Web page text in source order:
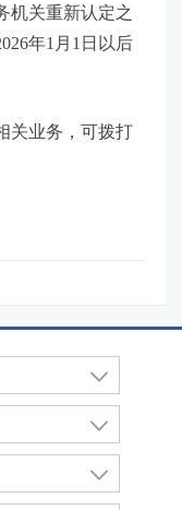
机关重新认定之
年1月1日以后
业务，可拨打